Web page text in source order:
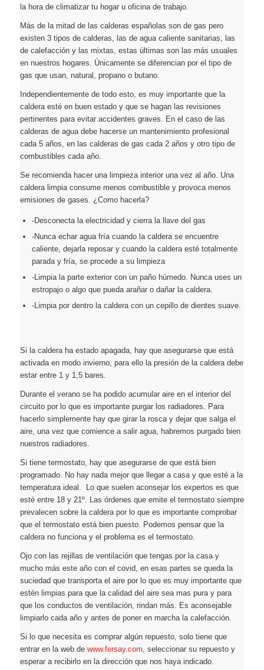
la hora de climatizar tu hogar u oficina de trabajo.
Más de la mitad de las calderas españolas son de gas pero
existen 3 tipos de calderas, las de agua caliente sanitarias, las
de calefacción y las mixtas, estas últimas son las más usuales
en nuestros hogares. Únicamente se diferencian por el tipo de
gas que usan, natural, propano o butano.
Independientemente de todo esto, es muy importante que la
caldera esté en buen estado y que se hagan las revisiones
pertinentes para evitar accidentes graves. En el caso de las
calderas de agua debe hacerse un mantenimiento profesional
cada 5 años, en las calderas de gas cada 2 años y otro tipo de
combustibles cada año.
Se recomienda hacer una limpieza interior una vez al año. Una
caldera limpia consume menos combustible y provoca menos
emisiones de gases. ¿Como hacerla?
-Desconecta la electricidad y cierra la llave del gas
-Nunca echar agua fría cuando la caldera se encuentre
caliente, dejarla reposar y cuando la caldera esté totalmente
parada y fría, se procede a su limpieza
-Limpia la parte exterior con un paño húmedo. Nunca uses un
estropajo o algo que pueda arañar o dañar la caldera.
-Limpia por dentro la caldera con un cepillo de dientes suave.
Si la caldera ha estado apagada, hay que asegurarse que está
activada en modo invierno, para ello la presión de la caldera debe
estar entre 1 y 1,5 bares.
Durante el verano se ha podido acumular aire en el interior del
circuito por lo que es importante purgar los radiadores. Para
hacerlo simplemente hay que girar la rosca y dejar que salga el
aire, una vez que comience a salir agua, habremos purgado bien
nuestros radiadores.
Si tiene termostato, hay que asegurarse de que está bien
programado. No hay nada mejor que llegar a casa y que esté a la
temperatura ideal. Lo que suelen aconsejar los expertos es que
esté entre 18 y 21º. Las órdenes que emite el termostato siempre
prevalecen sobre la caldera por lo que es importante comprobar
que el termostato está bien puesto. Podemos pensar que la
caldera no funciona y el problema es el termostato.
Ojo con las rejillas de ventilación que tengas por la casa y
mucho más este año con el covid, en esas partes se queda la
suciedad que transporta el aire por lo que es muy importante que
estén limpias para que la calidad del aire sea mas pura y para
que los conductos de ventilación, rindan más. Es aconsejable
limpiarlo cada año y antes de poner en marcha la calefacción.
Si lo que necesita es comprar algún repuesto, solo tiene que
entrar en la web de www.fersay.com, seleccionar su repuesto y
esperar a recibirlo en la dirección que nos haya indicado.